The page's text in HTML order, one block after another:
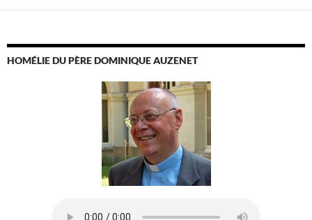
articles
HOMÉLIE DU PÈRE DOMINIQUE AUZENET